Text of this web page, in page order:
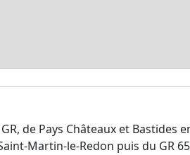
de Pays Châteaux et Bastides
Martin-le-Redon puis du GR